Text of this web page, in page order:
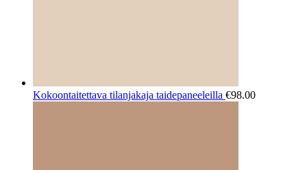
Kokoontaitettava tilanjakaja taidepaneeleilla €98.00